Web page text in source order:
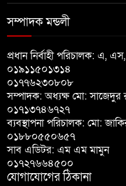
সম্পাদক মন্ডলী
প্রধান নির্বাহী পরিচালক:
০১৯১১৫০১৩১৪
০১৭৭৬২৩০৮০৮
সম্পাদক: অধ্যক্ষ মো: সাজেদুর
০১৭১৩৭৪৬৭২৭
ব্যবস্থাপনা পরিচালক: মো:
০১৮৮০৫৫০৬৫৭
সাব এডিটর: এম এম মামুন
০১৭২৭৬৬৪৫০০
যোগাযোগের ঠিকানা